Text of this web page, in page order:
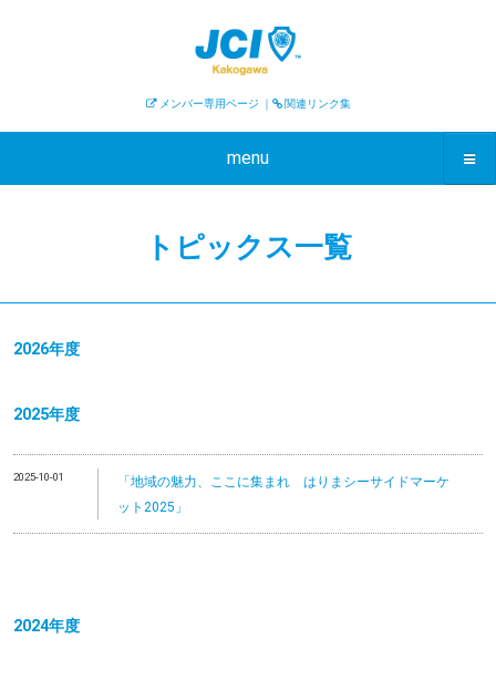
メンバー専用ページ ｜ 関連リンク集
menu
トピックス一覧
2026年度
2025年度
2025-10-01
「地域の魅力、ここに集まれ はりまシーサイドマーケ
ット2025」
2024年度